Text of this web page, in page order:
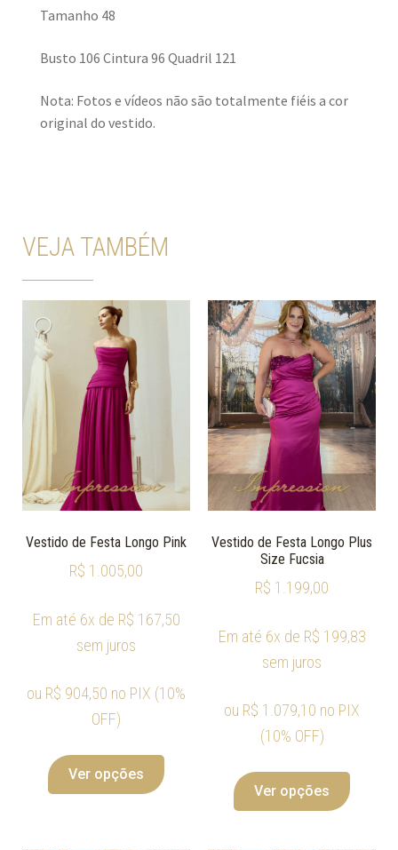
Tamanho 48
Busto 106 Cintura 96 Quadril 121
Nota: Fotos e vídeos não são totalmente fiéis a cor
original do vestido.
VEJA TAMBÉM
Vestido de Festa Longo Pink
R$ 1.005,00
Em até 6x de R$ 167,50
sem juros
ou R$ 904,50 no PIX (10%
OFF)
Ver opções
Vestido de Festa Longo Plus
Size Fucsia
R$ 1.199,00
Em até 6x de R$ 199,83
sem juros
ou R$ 1.079,10 no PIX
(10% OFF)
Ver opções